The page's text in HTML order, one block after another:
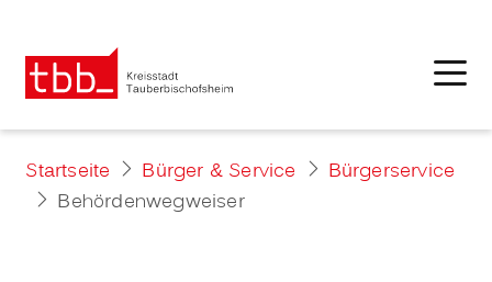
Startseite Bürger & Service
Bürgerservice
Behördenwegweiser